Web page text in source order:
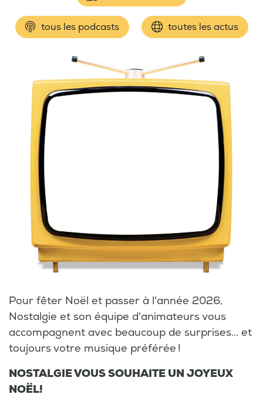
tous les podcasts toutes les actus
Pour fêter Noël et passer à l'année 2026,
Nostalgie et son équipe d'animateurs vous
accompagnent avec beaucoup de surprises... et
toujours votre musique préférée !
NOSTALGIE VOUS SOUHAITE UN JOYEUX
NOËL!